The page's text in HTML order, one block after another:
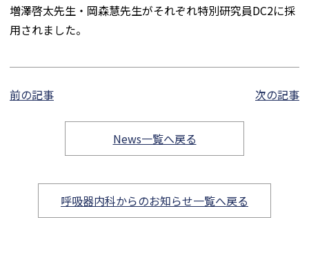
増澤啓太先生・岡森慧先生がそれぞれ特別研究員DC2に採
用されました。
前の記事 次の記事
News一覧へ戻る
呼吸器内科からのお知らせ一覧へ戻る